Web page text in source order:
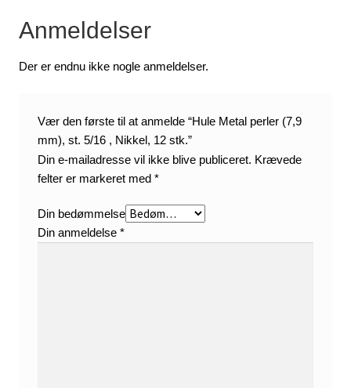
Anmeldelser
Der er endnu ikke nogle anmeldelser.
Vær den første til at anmelde “Hule Metal perler (7,9
mm), st. 5/16 , Nikkel, 12 stk.”
Din e-mailadresse vil ikke blive publiceret. Krævede
felter er markeret med*
Din bedømmelse
Din anmeldelse*